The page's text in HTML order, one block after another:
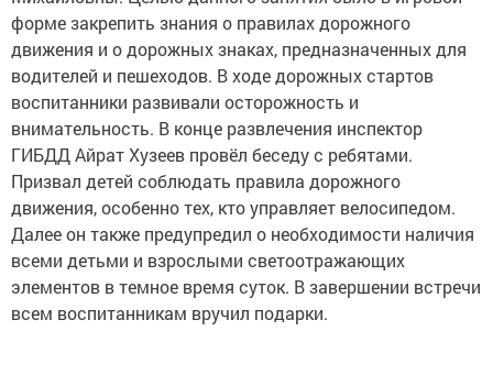
форме закрепить знания о правилах дорожного
движения и о дорожных знаках, предназначенных для
водителей и пешеходов. В ходе дорожных стартов
воспитанники развивали осторожность и
внимательность. В конце развлечения инспектор
ГИБДД Айрат Хузеев провёл беседу с ребятами.
Призвал детей соблюдать правила дорожного
движения, особенно тех, кто управляет велосипедом.
Далее он также предупредил о необходимости наличия
всеми детьми и взрослыми светоотражающих
элементов в темное время суток. В завершении встречи
всем воспитанникам вручил подарки.